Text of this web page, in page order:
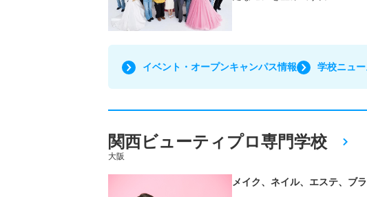
イベント・オープンキャンパス情報 学校ニュー
関西ビューティプロ専門学校
大阪
メイク、ネイル、エステ、ブ